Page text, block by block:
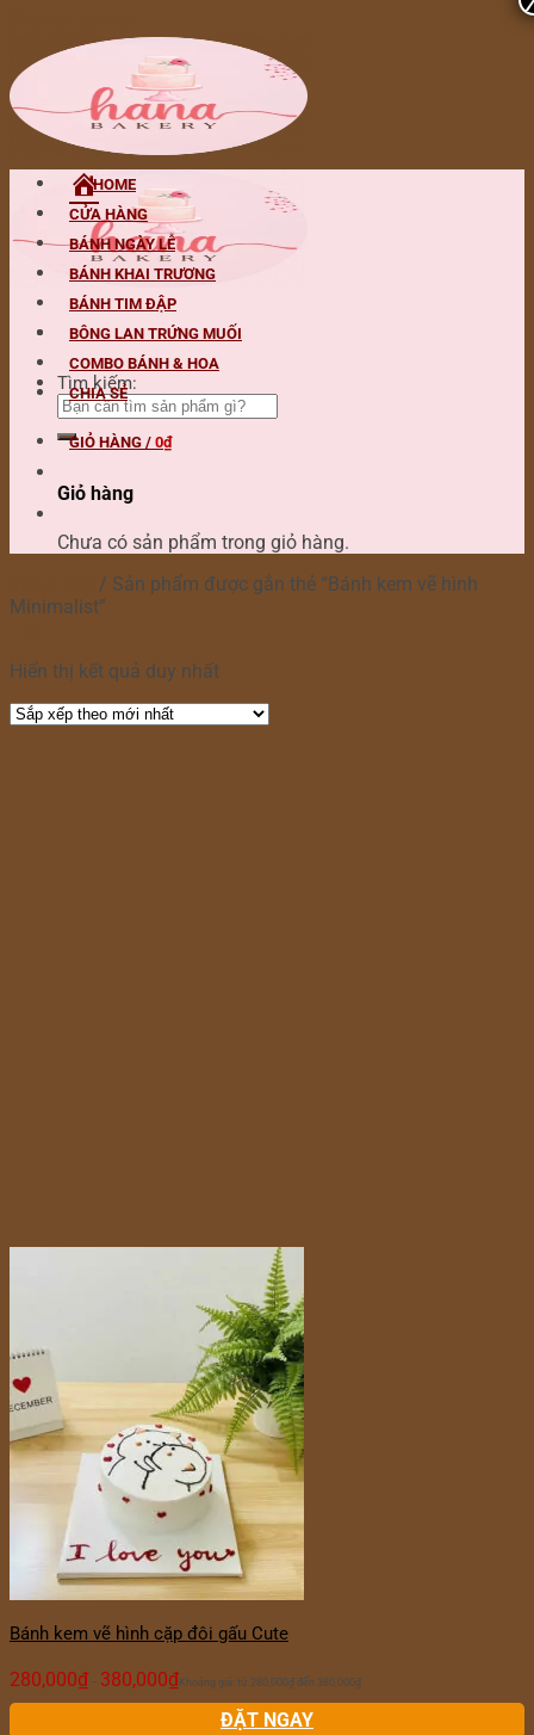
Tìm kiếm:
HOME
CỬA HÀNG
BÁNH NGÀY LỄ
BÁNH KHAI TRƯƠNG
BÁNH TIM ĐẬP
BÔNG LAN TRỨNG MUỐI
COMBO BÁNH & HOA
CHIA SẺ
GIỎ HÀNG / 0₫
Giỏ hàng
Chưa có sản phẩm trong giỏ hàng.
/ Sản phẩm được gắn thẻ “Bánh kem vẽ hình
Minimalist”
Hiển thị kết quả duy nhất
Bánh kem vẽ hình cặp đôi gấu Cute
280,000₫ – 380,000₫ Khoảng giá: từ 280,000₫ đến 380,000₫
ĐẶT NGAY